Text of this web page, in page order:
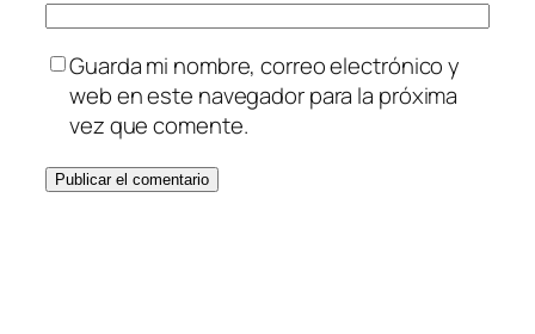
Guarda mi nombre, correo electrónico y
web en este navegador para la próxima
vez que comente.